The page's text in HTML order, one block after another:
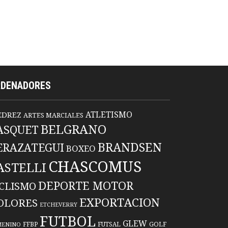
ARTES MARCIALES ATLETISMO
BELGRANO
BOXEO BRANDSEN
CHASCOMUS
DEPORTE MOTOR
ETCHEVERRY EXPORTACION
FFBP FUTBOL FUTSAL GLEW GOLF